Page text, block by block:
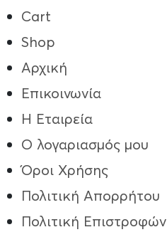
Cart
Shop
Αρχική
Επικοινωνία
Η Εταιρεία
Ο λογαριασμός μου
Όροι Χρήσης
Πολιτική Απορρήτου
Πολιτική Επιστροφών